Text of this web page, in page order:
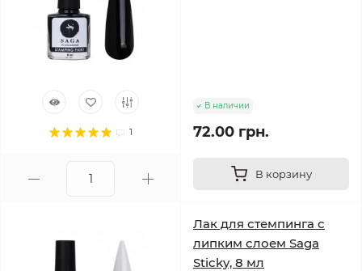
1
В наличии
72.00 грн.
В корзину
Лак для стемпинга с
липким слоем Saga
Sticky, 8 мл